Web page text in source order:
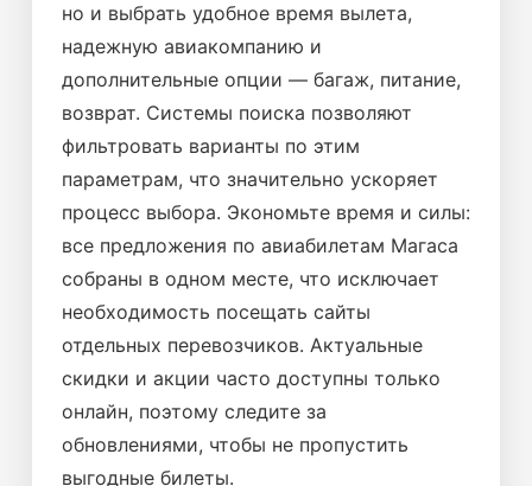
но и выбрать удобное время вылета,
надежную авиакомпанию и
дополнительные опции — багаж, питание,
возврат. Системы поиска позволяют
фильтровать варианты по этим
параметрам, что значительно ускоряет
процесс выбора. Экономьте время и силы:
все предложения по авиабилетам Магаса
собраны в одном месте, что исключает
необходимость посещать сайты
отдельных перевозчиков. Актуальные
скидки и акции часто доступны только
онлайн, поэтому следите за
обновлениями, чтобы не пропустить
выгодные билеты.